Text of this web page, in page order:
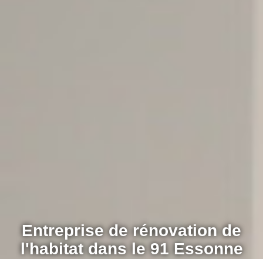
Entreprise de rénovation de
l'habitat dans le 91 Essonne